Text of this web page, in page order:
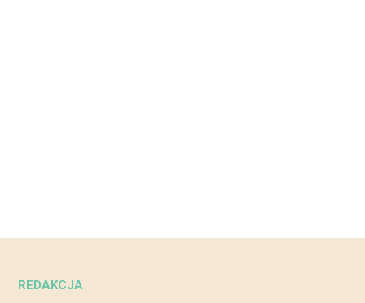
REDAKCJA